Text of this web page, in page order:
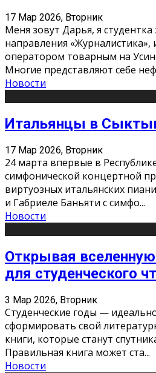
17 Мар 2026, Вторник
Меня зовут Дарья, я
направления «Журналистика»,
оператором товарным на
Многие представляют себе неф
Новости
Итальянцы в
17 Мар 2026, Вторник
24 марта впервые в
симфонической концертной
виртуозных итальянских
и Габриеле Баньяти с симфо...
Новости
Открывая
для студенческого
3 Мар 2026, Вторник
Студенческие годы —
сформировать свой
книги, которые станут
Правильная книга может ста...
Новости